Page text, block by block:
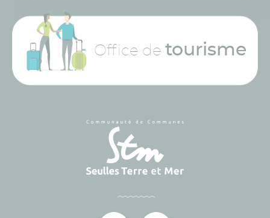
Office de tourisme